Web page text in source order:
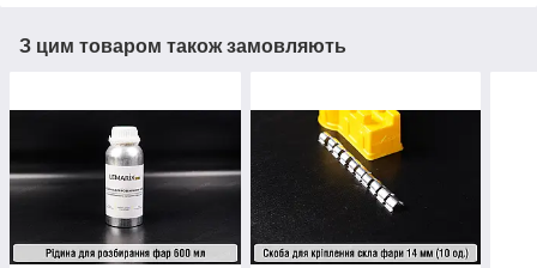
З цим товаром також замовляють